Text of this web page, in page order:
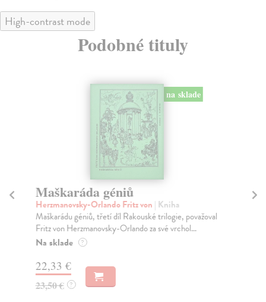
High-contrast mode
Podobné tituly
na sklade
Maškaráda géniů
Herzmanovsky-Orlando Fritz von | Kniha
Maškarádu géniů, třetí díl Rakouské trilogie, považoval
Fritz von Herzmanovsky-Orlando za své vrchol...
Na sklade ?
22,33 €
23,50 € ?